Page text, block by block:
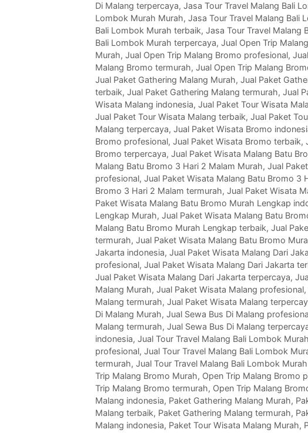
Di Malang terpercaya, Jasa Tour Travel Malang Bali
Lombok Murah Murah, Jasa Tour Travel Malang Bali
Bali Lombok Murah terbaik, Jasa Tour Travel Malang
Bali Lombok Murah terpercaya, Jual Open Trip
Murah, Jual Open Trip Malang Bromo profesional,
Malang Bromo termurah, Jual Open Trip Malang
Jual Paket Gathering Malang Murah, Jual Paket
terbaik, Jual Paket Gathering Malang termurah, Jual
Wisata Malang indonesia, Jual Paket Tour Wisata
Jual Paket Tour Wisata Malang terbaik, Jual Paket
Malang terpercaya, Jual Paket Wisata Bromo
Bromo profesional, Jual Paket Wisata Bromo terbaik,
Bromo terpercaya, Jual Paket Wisata Malang Batu
Malang Batu Bromo 3 Hari 2 Malam Murah, Jual
profesional, Jual Paket Wisata Malang Batu Bromo 3
Bromo 3 Hari 2 Malam termurah, Jual Paket Wisata
Paket Wisata Malang Batu Bromo Murah Lengkap
Lengkap Murah, Jual Paket Wisata Malang Batu
Malang Batu Bromo Murah Lengkap terbaik, Jual
termurah, Jual Paket Wisata Malang Batu Bromo
Jakarta indonesia, Jual Paket Wisata Malang Dari
profesional, Jual Paket Wisata Malang Dari Jakarta
Jual Paket Wisata Malang Dari Jakarta terpercaya,
Malang Murah, Jual Paket Wisata Malang profesional,
Malang termurah, Jual Paket Wisata Malang
Di Malang Murah, Jual Sewa Bus Di Malang
Malang termurah, Jual Sewa Bus Di Malang
indonesia, Jual Tour Travel Malang Bali Lombok
profesional, Jual Tour Travel Malang Bali Lombok
termurah, Jual Tour Travel Malang Bali Lombok
Trip Malang Bromo Murah, Open Trip Malang Bromo
Trip Malang Bromo termurah, Open Trip Malang
Malang indonesia, Paket Gathering Malang Murah,
Malang terbaik, Paket Gathering Malang termurah,
Malang indonesia, Paket Tour Wisata Malang Murah,